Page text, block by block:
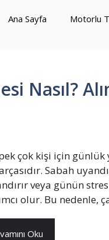
Ana Sayfa Motorlu
Nasıl?
çok kişi için günlük
Sabah
veya günün
olur. Bu nedenle,
Oku